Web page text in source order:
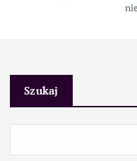
Szukaj